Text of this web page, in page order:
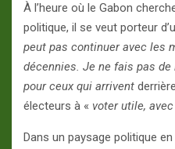
À l’heure où le Gabon
politique, il se veut porteur
peut pas continuer avec les
décennies. Je ne fais pas
pour ceux qui arrivent
électeurs à « voter utile,
Dans un paysage politique